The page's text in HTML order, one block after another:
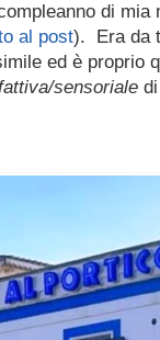
di
al post). Era da
ed è proprio
sensoriale